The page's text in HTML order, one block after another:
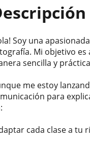
Soy una
Mi objetivo es
sencilla y
me estoy
para
cada clase a tu